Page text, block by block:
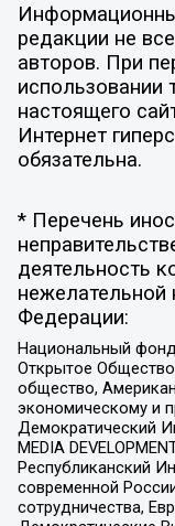
редакции не
авторов. При
использовании
настоящего
Интернет
обязательна.
* Перечень
деятельность
нежелательной
Федерации:
Национальный
Открытое
общество,
экономическому и
Демократический
MEDIA
Республиканский
современной
сотрудничества,